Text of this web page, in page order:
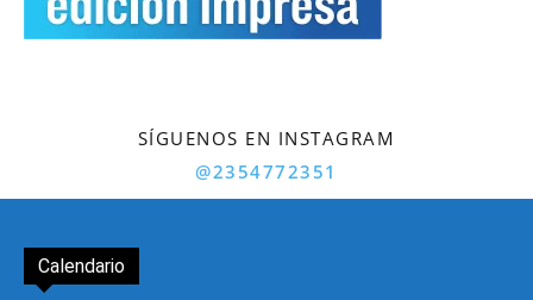
SÍGUENOS EN INSTAGRAM
@2354772351
Calendario